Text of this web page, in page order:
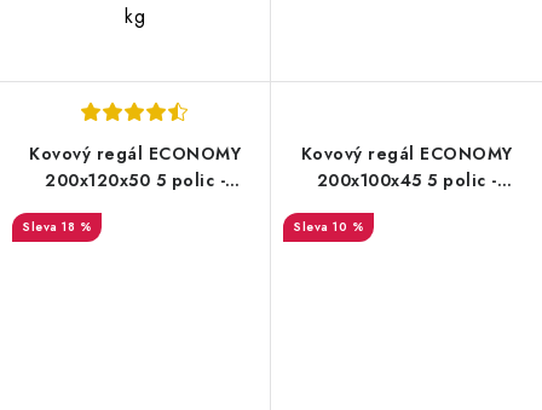
kg
Kovový regál ECONOMY
200x120x50 5 polic -
18 %
Kovový regál ECONOMY
200x100x45 5 polic -
10 %